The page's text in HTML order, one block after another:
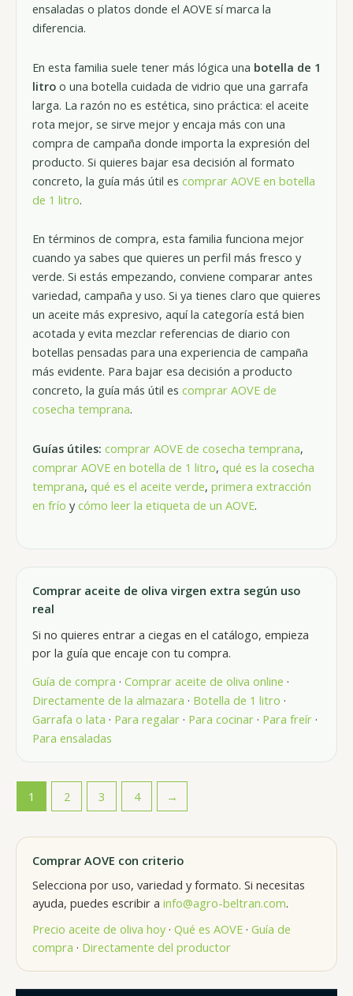
ensaladas o platos donde el AOVE sí marca la
diferencia.
En esta familia suele tener más lógica una botella de 1
litro o una botella cuidada de vidrio que una garrafa
larga. La razón no es estética, sino práctica: el aceite
rota mejor, se sirve mejor y encaja más con una
compra de campaña donde importa la expresión del
producto. Si quieres bajar esa decisión al formato
concreto, la guía más útil es comprar AOVE en botella
de 1 litro.
En términos de compra, esta familia funciona mejor
cuando ya sabes que quieres un perfil más fresco y
verde. Si estás empezando, conviene comparar antes
variedad, campaña y uso. Si ya tienes claro que quieres
un aceite más expresivo, aquí la categoría está bien
acotada y evita mezclar referencias de diario con
botellas pensadas para una experiencia de campaña
más evidente. Para bajar esa decisión a producto
concreto, la guía más útil es comprar AOVE de
cosecha temprana.
Guías útiles: comprar AOVE de cosecha temprana,
comprar AOVE en botella de 1 litro, qué es la cosecha
temprana, qué es el aceite verde, primera extracción
en frío ycómo leer la etiqueta de un AOVE.
Comprar aceite de oliva virgen extra según uso
real
Si no quieres entrar a ciegas en el catálogo, empieza
por la guía que encaje con tu compra.
Guía de compra · Comprar aceite de oliva online ·
Directamente de la almazara · Botella de 1 litro ·
Garrafa o lata · Para regalar · Para cocinar · Para freír ·
Para ensaladas
1 2 3 4 →
Comprar AOVE con criterio
Selecciona por uso, variedad y formato. Si necesitas
ayuda, puedes escribir a info@agro-beltran.com.
Precio aceite de oliva hoy · Qué es AOVE · Guía de
compra · Directamente del productor